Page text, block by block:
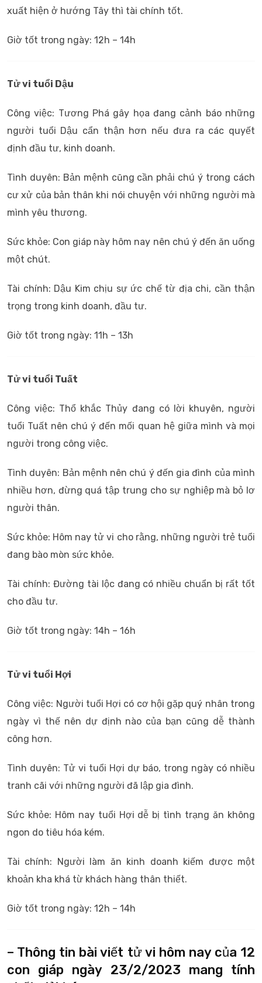
xuất hiện ở hướng Tây thì tài chính tốt.
Giờ tốt trong ngày: 12h – 14h
Tử vi tuổi Dậu
Công việc: Tương Phá gây họa đang cảnh báo những
người tuổi Dậu cẩn thận hơn nếu đưa ra các quyết
định đầu tư, kinh doanh.
Tình duyên: Bản mệnh cũng cần phải chú ý trong cách
cư xử của bản thân khi nói chuyện với những người mà
mình yêu thương.
Sức khỏe: Con giáp này hôm nay nên chú ý đến ăn uống
một chút.
Tài chính: Dậu Kim chịu sự ức chế từ địa chi, cần thận
trọng trong kinh doanh, đầu tư.
Giờ tốt trong ngày: 11h – 13h
Tử vi tuổi Tuất
Công việc: Thổ khắc Thủy đang có lời khuyên, người
tuổi Tuất nên chú ý đến mối quan hệ giữa mình và mọi
người trong công việc.
Tình duyên: Bản mệnh nên chú ý đến gia đình của mình
nhiều hơn, đừng quá tập trung cho sự nghiệp mà bỏ lơ
người thân.
Sức khỏe: Hôm nay tử vi cho rằng, những người trẻ tuổi
đang bào mòn sức khỏe.
Tài chính: Đường tài lộc đang có nhiều chuẩn bị rất tốt
cho đầu tư.
Giờ tốt trong ngày: 14h – 16h
Tử vi tuổi Hợi
Công việc: Người tuổi Hợi có cơ hội gặp quý nhân trong
ngày vì thế nên dự định nào của bạn cũng dễ thành
công hơn.
Tình duyên: Tử vi tuổi Hợi dự báo, trong ngày có nhiều
tranh cãi với những người đã lập gia đình.
Sức khỏe: Hôm nay tuổi Hợi dễ bị tình trạng ăn không
ngon do tiêu hóa kém.
Tài chính: Người làm ăn kinh doanh kiếm được một
khoản kha khá từ khách hàng thân thiết.
Giờ tốt trong ngày: 12h – 14h
– Thông tin bài viết tử vi hôm nay của 12
con giáp ngày 23/2/2023 mang tính